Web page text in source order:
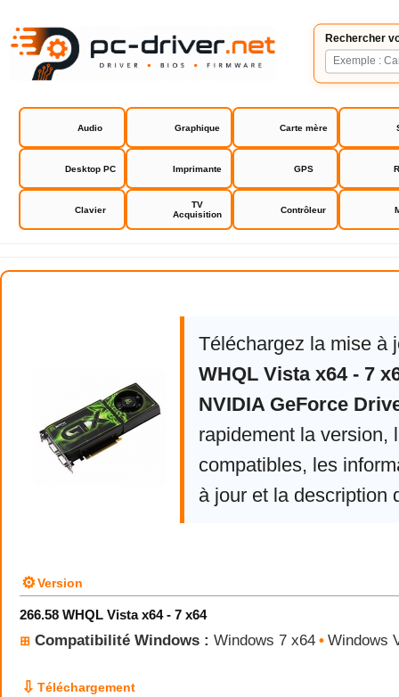
Rechercher
Audio Graphique Carte mère
Desktop PC Imprimante GPS
Clavier
TV
Acquisition
Contrôleur
NVIDIA GeForce Driver
Téléchargez la mise à
WHQL Vista x64 - 7
NVIDIA GeForce
rapidement la version,
compatibles, les
à jour et la description
⚙Version
266.58 WHQL Vista x64 - 7 x64
⊞ Compatibilité Windows : Windows 7 x64 • Windows
⇩ Téléchargement